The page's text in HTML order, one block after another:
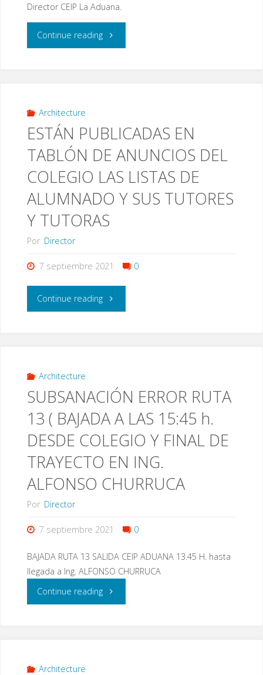
Director CEIP La Aduana.
Continue reading"RUTAS
2021-
22
ACTUALIZADAS
DE
SEPTIEMBRE"
Architecture
ESTÁN PUBLICADAS EN
TABLÓN DE ANUNCIOS DEL
COLEGIO LAS LISTAS DE
ALUMNADO Y SUS TUTORES
Y TUTORAS
Por Director
7 septiembre 2021 0
Continue reading"ESTÁN
DE
ANUNCIOS
DEL
LISTAS
DE
ALUMNADO
Architecture
SUBSANACIÓN ERROR RUTA
13 ( BAJADA A LAS 15:45 h.
DESDE COLEGIO Y FINAL DE
TRAYECTO EN ING.
ALFONSO CHURRUCA
Por Director
7 septiembre 2021 0
BAJADA RUTA 13 SALIDA CEIP ADUANA 13.45 H. hasta
llegada a Ing. ALFONSO CHURRUCA
Continue reading"SUBSANACIÓN
Architecture